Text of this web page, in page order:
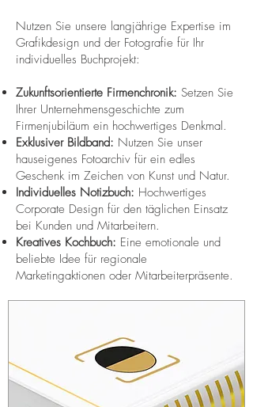
Nutzen Sie unsere langjährige Expertise im
Grafikdesign und der Fotografie für Ihr
individuelles Buchprojekt:
Zukunftsorientierte Firmenchronik: Setzen Sie
Ihrer Unternehmensgeschichte zum
Firmenjubiläum ein hochwertiges Denkmal.
Exklusiver Bildband: Nutzen Sie unser
hauseigenes Fotoarchiv für ein edles
Geschenk im Zeichen von Kunst und Natur.
Individuelles Notizbuch: Hochwertiges
Corporate Design für den täglichen Einsatz
bei Kunden und Mitarbeitern.
Kreatives Kochbuch: Eine emotionale und
beliebte Idee für regionale
Marketingaktionen oder Mitarbeiterpräsente.